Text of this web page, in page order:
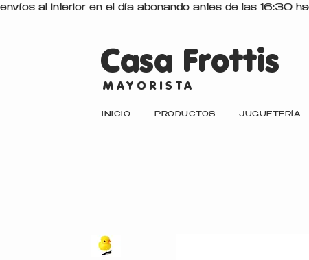
Casa Frottis
MAYORISTA
INICIO PRODUCTOS JUGUETERÍA
envíos al interior en el día abonando antes de las 16:30 hs